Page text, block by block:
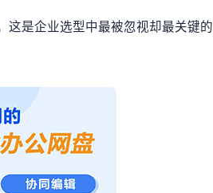
是企业选型中最被忽视却最关键的